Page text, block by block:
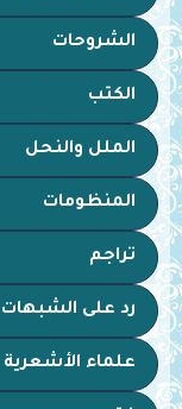
الشروحات
الكتب
الملل والنحل
المنظومات
تراجم
رد على الشبهات
علماء الأشعرية